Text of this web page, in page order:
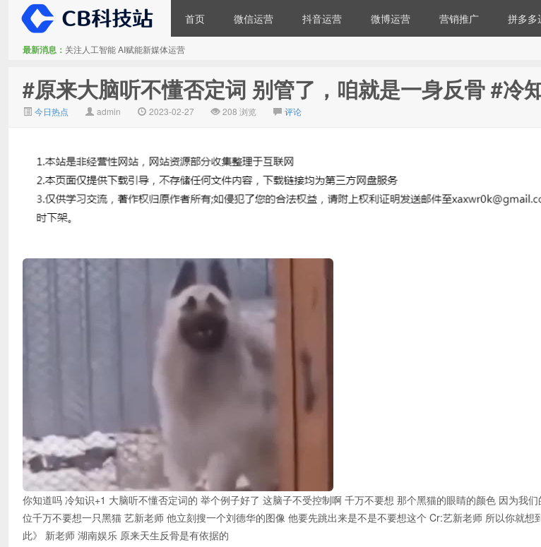
首页 微信运营 抖音运营 微博运营 营销推广 拼多多
最新消息： 关注人工智能 AI赋能新媒体运营
#原来大脑听不懂否定词 别管了，咱就是一身反骨 #冷
今日热点 admin 2023-02-27 208 浏览 评论
你知道吗 冷知识+1 大脑听不懂否定词的 举个例子好了 这脑子不受控制啊 千万不要想 那个黑猫的眼睛的颜色 因为我
位千万不要想一只黑猫 艺新老师 他立刻搜一个刘德华的图像 他要先跳出来是不是不要想这个 Cr:艺新老师 所以你就想
此》 新老师 湖南娱乐 原来天生反骨是有依据的